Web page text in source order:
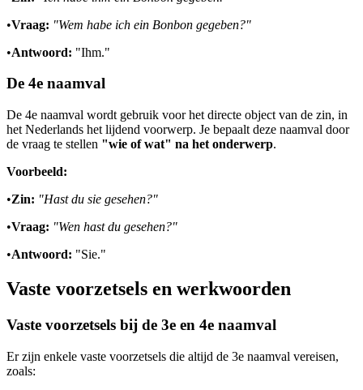
•Vraag: "Wem habe ich ein Bonbon gegeben?"
•Antwoord: "Ihm."
De 4e naamval
De 4e naamval wordt gebruik voor het directe object van de zin, in
het Nederlands het lijdend voorwerp. Je bepaalt deze naamval door
de vraag te stellen "wie of wat" na het onderwerp.
Voorbeeld:
•Zin: "Hast du sie gesehen?"
•Vraag: "Wen hast du gesehen?"
•Antwoord: "Sie."
Vaste voorzetsels en werkwoorden
Vaste voorzetsels bij de 3e en 4e naamval
Er zijn enkele vaste voorzetsels die altijd de 3e naamval vereisen,
zoals: